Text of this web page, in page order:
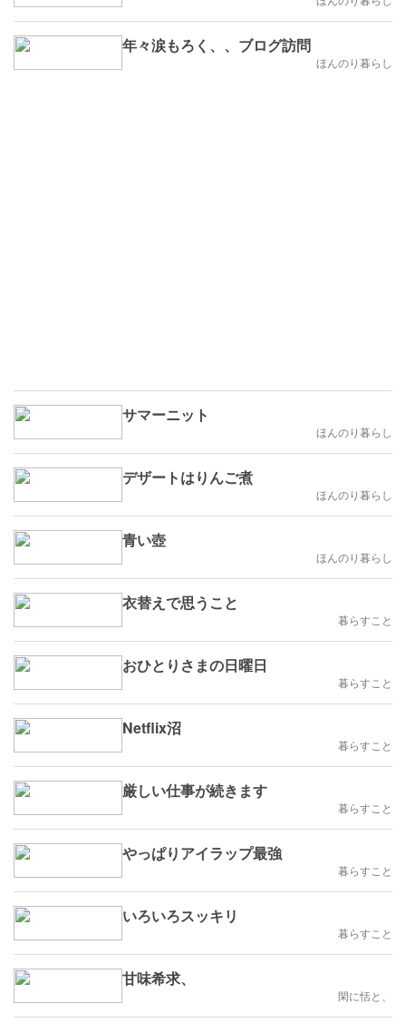
年々涙もろく、、ブログ訪問
ほんのり暮らし
サマーニット
ほんのり暮らし
デザートはりんご煮
ほんのり暮らし
青い壺
ほんのり暮らし
衣替えで思うこと
暮らすこと
おひとりさまの日曜日
暮らすこと
Netflix沼
暮らすこと
厳しい仕事が続きます
暮らすこと
やっぱりアイラップ最強
暮らすこと
いろいろスッキリ
暮らすこと
甘味希求、
閑に恬と、